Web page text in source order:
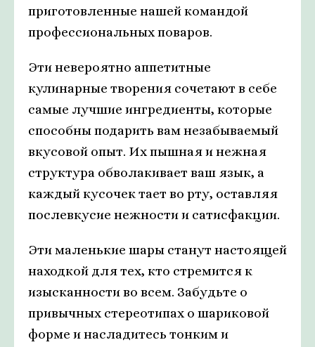
приготовленные нашей командой
профессиональных поваров.
Эти невероятно аппетитные
кулинарные творения сочетают в себе
самые лучшие ингредиенты, которые
способны подарить вам незабываемый
вкусовой опыт. Их пышная и нежная
структура обволакивает ваш язык, а
каждый кусочек тает во рту, оставляя
послевкусие нежности и сатисфакции.
Эти маленькие шары станут настоящей
находкой для тех, кто стремится к
изысканности во всем. Забудьте о
привычных стереотипах о шариковой
форме и насладитесь тонким и